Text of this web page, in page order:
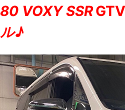
80 VOXY SSR
ル♪